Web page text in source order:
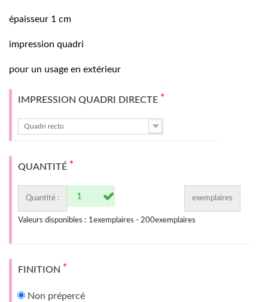
épaisseur 1 cm
impression quadri
pour un usage en extérieur
IMPRESSION QUADRI DIRECTE *
Quadri recto
QUANTITÉ *
Quantité : exemplaires
Valeurs disponibles : 1exemplaires - 200exemplaires
FINITION *
Non prépercé